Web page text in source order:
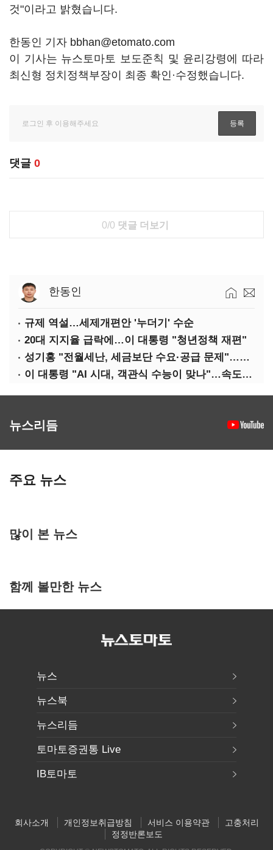
것"이라고 밝혔습니다.
한동인 기자 bbhan@etomato.com
이 기사는 뉴스토마토 보도준칙 및 윤리강령에 따라
최신형 정치정책부장이 최종 확인·수정했습니다.
댓글 0
0/0 댓글 더보기
한동인
규제 역설…세제개편안 '누더기' 수순
20대 지지율 급락에…이 대통령 "청년정책 재편"
성기홍 "전월세난, 세금보단 수요·공급 문제"…닥공 시사
이 대통령 "AI 시대, 객관식 수능이 맞나"…속도전 '경계'
뉴스리듬
주요 뉴스
많이 본 뉴스
함께 볼만한 뉴스
뉴스
뉴스북
뉴스리듬
토마토증권통 Live
IB토마토
회사소개 개인정보취급방침 서비스 이용약관
고충처리
정정반론보도